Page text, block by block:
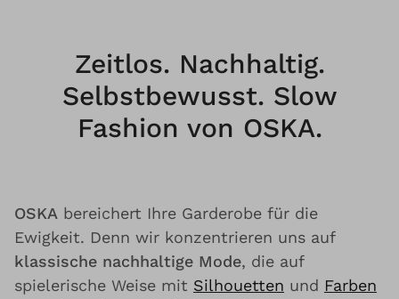
Zeitlos. Nachhaltig.
Selbstbewusst. Slow
Fashion von OSKA.
OSKA bereichert Ihre Garderobe für die
Ewigkeit. Denn wir konzentrieren uns auf
klassische nachhaltige Mode, die auf
spielerische Weise mit Silhouetten und Farben